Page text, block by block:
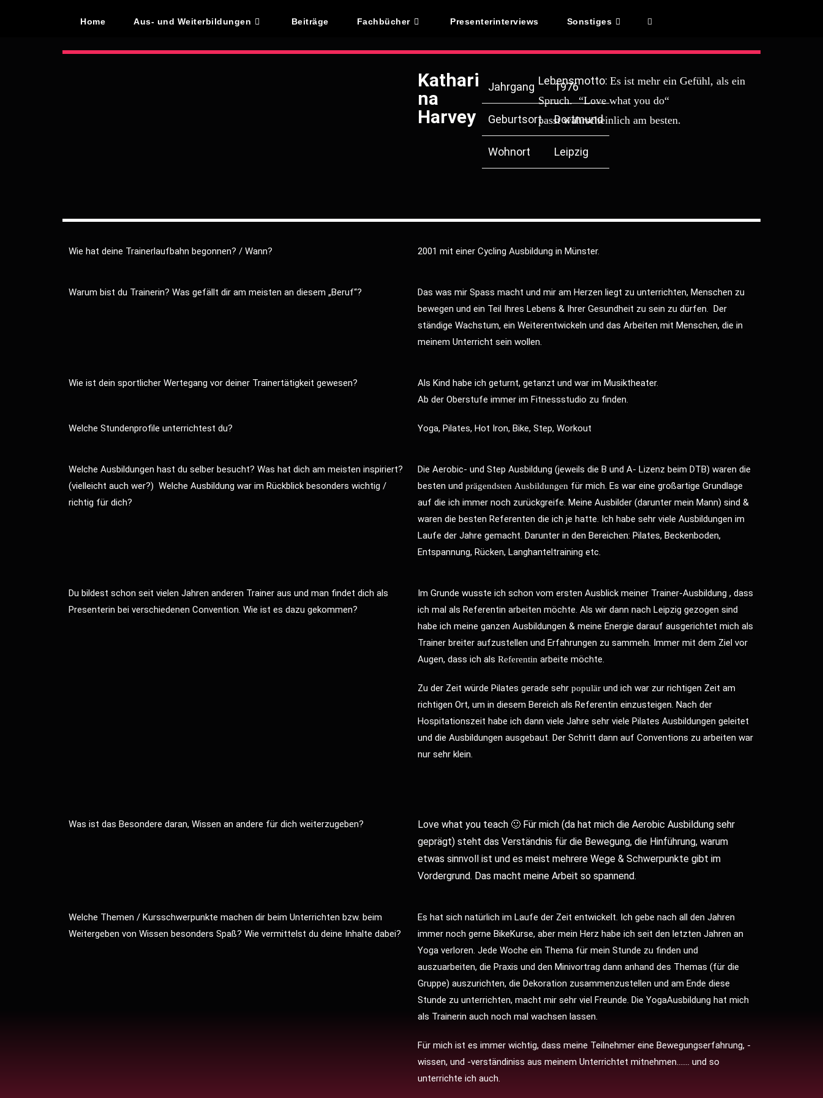
Home Aus- und Weiterbildungen Beiträge Fachbücher Presenterinterviews Sonstiges
Kathari
na
Harvey
Jahrgang 1976
Geburtsort Dortmund
Wohnort Leipzig
Lebensmotto: Es ist mehr ein Gefühl, als ein
Spruch. “Love what you do“
passtwahrscheinlicham besten.
Wie hat deine Trainerlaufbahn begonnen? / Wann? 2001 mit einer Cycling Ausbildung in Münster.
Warum bist du Trainerin? Was gefällt dir am meisten an diesem „Beruf“?
Das was mir Spass macht und mir am Herzen liegt zu unterrichten, Menschen zu
bewegen und ein Teil Ihres Lebens & Ihrer Gesundheit zu sein zu dürfen. Der
ständige Wachstum, ein Weiterentwickeln und das Arbeiten mit Menschen, die in
meinem Unterricht sein wollen.
Wie ist dein sportlicher Wertegang vor deiner Trainertätigkeit gewesen?
Als Kind habe ich geturnt, getanzt und war im Musiktheater.
Ab der Oberstufe immer im Fitnessstudio zu finden.
Welche Stundenprofile unterrichtest du? Yoga, Pilates, Hot Iron, Bike, Step, Workout
Welche Ausbildungen hast du selber besucht? Was hat dich am meisten inspiriert?
(vielleicht auch wer?) Welche Ausbildung war im Rückblick besonders wichtig /
richtig für dich?
Die Aerobic- und Step Ausbildung (jeweils die B und A- Lizenz beim DTB) waren die
besten und prägendsten Ausbildungen für mich. Es war eine großartige Grundlage
auf die ich immer noch zurückgreife. Meine Ausbilder (darunter mein Mann) sind &
waren die besten Referenten die ich je hatte. Ich habe sehr viele Ausbildungen im
Laufe der Jahre gemacht. Darunter in den Bereichen: Pilates, Beckenboden,
Entspannung, Rücken, Langhanteltraining etc.
Du bildest schon seit vielen Jahren anderen Trainer aus und man findet dich als
Presenterin bei verschiedenen Convention. Wie ist es dazu gekommen?
Im Grunde wusste ich schon vom ersten Ausblick meiner Trainer-Ausbildung , dass
ich mal als Referentin arbeiten möchte. Als wir dann nach Leipzig gezogen sind
habe ich meine ganzen Ausbildungen & meine Energie darauf ausgerichtet mich als
Trainer breiter aufzustellen und Erfahrungen zu sammeln. Immer mit dem Ziel vor
Augen, dass ich als Referentin arbeite möchte.
Zu der Zeit würde Pilates gerade sehr populär und ich war zur richtigen Zeit am
richtigen Ort, um in diesem Bereich als Referentin einzusteigen. Nach der
Hospitationszeit habe ich dann viele Jahre sehr viele Pilates Ausbildungen geleitet
und die Ausbildungen ausgebaut. Der Schritt dann auf Conventions zu arbeiten war
nur sehr klein.
Was ist das Besondere daran, Wissen an andere für dich weiterzugeben?
Love what you teach 🙂 Für mich (da hat mich die Aerobic Ausbildung sehr
geprägt) steht das Verständnis für die Bewegung, die Hinführung, warum
etwas sinnvoll ist und es meist mehrere Wege & Schwerpunkte gibt im
Vordergrund. Das macht meine Arbeit so spannend.
Welche Themen / Kursschwerpunkte machen dir beim Unterrichten bzw. beim
Weitergeben von Wissen besonders Spaß? Wie vermittelst du deine Inhalte dabei?
Es hat sich natürlich im Laufe der Zeit entwickelt. Ich gebe nach all den Jahren
immer noch gerne BikeKurse, aber mein Herz habe ich seit den letzten Jahren an
Yoga verloren. Jede Woche ein Thema für mein Stunde zu finden und
auszuarbeiten, die Praxis und den Minivortrag dann anhand des Themas (für die
Gruppe) auszurichten, die Dekoration zusammenzustellen und am Ende diese
Stunde zu unterrichten, macht mir sehr viel Freunde. Die YogaAusbildung hat mich
als Trainerin auch noch mal wachsen lassen.
Für mich ist es immer wichtig, dass meine Teilnehmer eine Bewegungserfahrung, -
wissen, und -verständiniss aus meinem Unterrichtet mitnehmen……. und so
unterrichte ich auch.